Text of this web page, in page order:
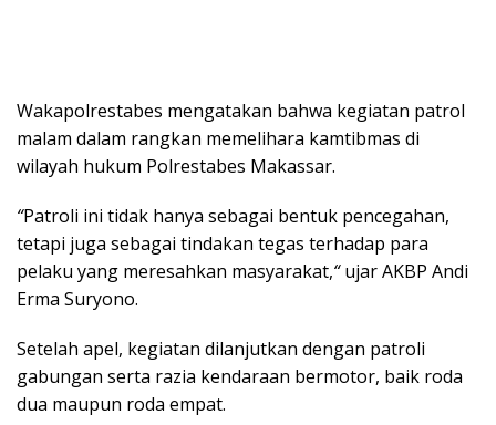
Wakapolrestabes mengatakan bahwa kegiatan patrol
malam dalam rangkan memelihara kamtibmas di
wilayah hukum Polrestabes Makassar.
“Patroli ini tidak hanya sebagai bentuk pencegahan,
tetapi juga sebagai tindakan tegas terhadap para
pelaku yang meresahkan masyarakat,“ujar AKBP Andi
Erma Suryono.
Setelah apel, kegiatan dilanjutkan dengan patroli
gabungan serta razia kendaraan bermotor, baik roda
dua maupun roda empat.